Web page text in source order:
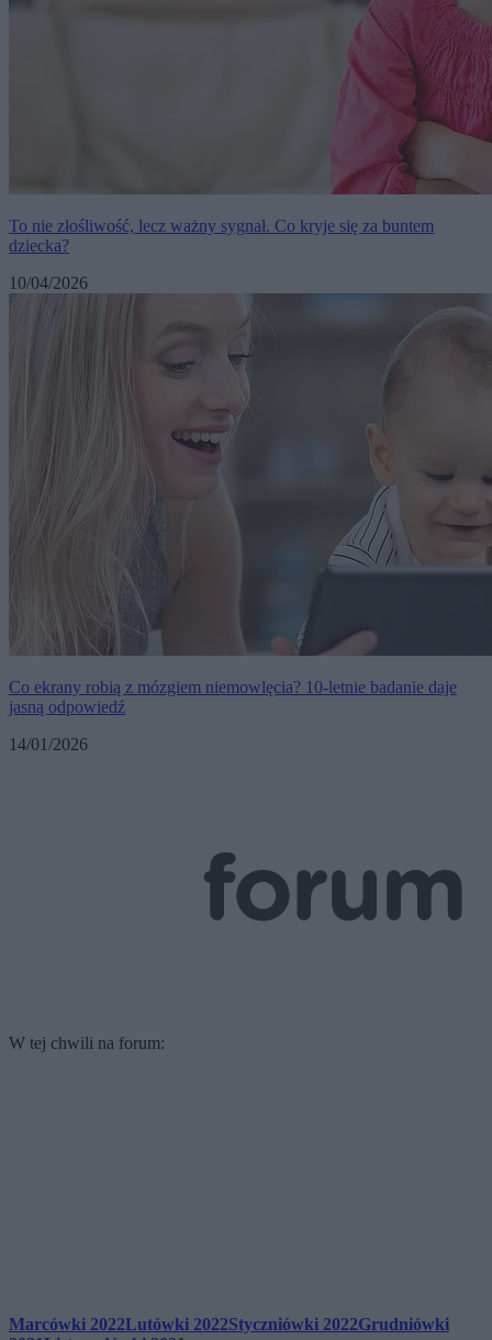
To nie złośliwość, lecz ważny sygnał. Co kryje się za buntem
dziecka?
10/04/2026
Co ekrany robią z mózgiem niemowlęcia? 10-letnie badanie daje
jasną odpowiedź
14/01/2026
W tej chwili na forum:
Marcówki 2022Lutówki 2022Styczniówki 2022Grudniówki